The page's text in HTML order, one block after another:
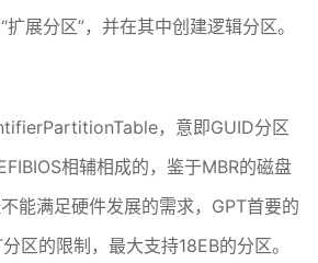
展分区”，并在其中创建逻辑分区。
，意即GUID分区
相辅相成的，鉴于MBR的磁盘
能满足硬件发展的需求，GPT首要的
区的限制，最大支持18EB的分区。